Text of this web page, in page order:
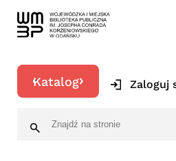
Katalog Zaloguj